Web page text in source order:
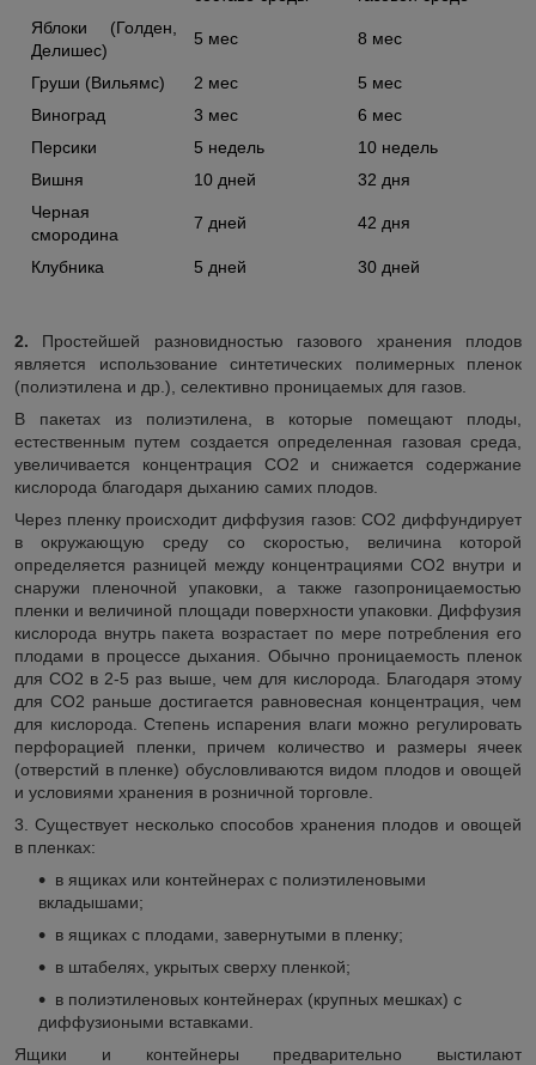
Яблоки (Голден,
Делишес)
5 мес 8 мес
Груши (Вильямс) 2 мес
5 мес
Виноград
3 мес
6 мес
Персики
5 недель
10 недель
Вишня
10 дней
32 дня
Черная
смородина
7 дней 42 дня
Клубника 5 дней 30 дней
2. Простейшей разновидностью газового хранения плодов
является использование синтетических полимерных пленок
(полиэтилена и др.), селективно проницаемых для газов.
В пакетах из полиэтилена, в которые помещают плоды,
естественным путем создается определенная газовая среда,
увеличивается концентрация СО2 и снижается содержание
кислорода благодаря дыханию самих плодов.
Через пленку происходит диффузия газов: СО2 диффундирует
в окружающую среду со скоростью, величина которой
определяется разницей между концентрациями СО2 внутри и
снаружи пленочной упаковки, а также газопроницаемостью
пленки и величиной площади поверхности упаковки. Диффузия
кислорода внутрь пакета возрастает по мере потребления его
плодами в процессе дыхания. Обычно проницаемость пленок
для СО2 в 2-5 раз выше, чем для кислорода. Благодаря этому
для СО2 раньше достигается равновесная концентрация, чем
для кислорода. Степень испарения влаги можно регулировать
перфорацией пленки, причем количество и размеры ячеек
(отверстий в пленке) обусловливаются видом плодов и овощей
и условиями хранения в розничной торговле.
3. Существует несколько способов хранения плодов и овощей
в пленках:
в ящиках или контейнерах с полиэтиленовыми
вкладышами;
в ящиках с плодами, завернутыми в пленку;
в штабелях, укрытых сверху пленкой;
в полиэтиленовых контейнерах (крупных мешках) с
диффузиоными вставками.
Ящики и контейнеры предварительно выстилают